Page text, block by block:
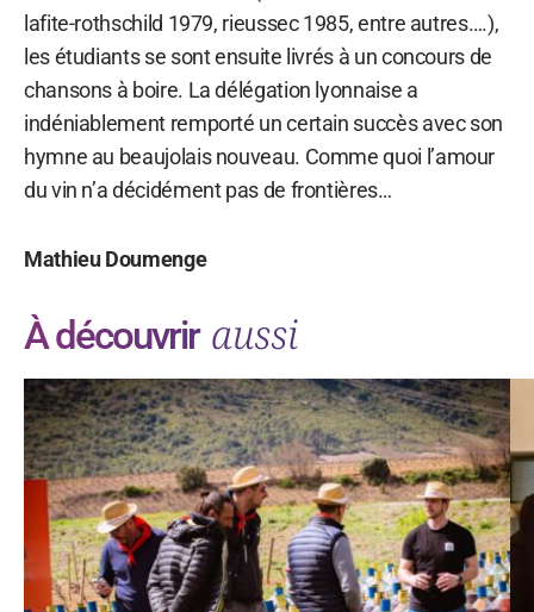
lafite-rothschild 1979, rieussec 1985, entre autres….),
les étudiants se sont ensuite livrés à un concours de
chansons à boire. La délégation lyonnaise a
indéniablement remporté un certain succès avec son
hymne au beaujolais nouveau. Comme quoi l’amour
du vin n’a décidément pas de frontières…
Mathieu Doumenge
À découvrir aussi